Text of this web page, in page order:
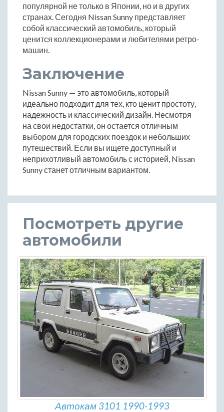
популярной не только в Японии, но и в других
странах. Сегодня Nissan Sunny представляет
собой классический автомобиль, который
ценится коллекционерами и любителями ретро-
машин.
Заключение
Nissan Sunny — это автомобиль, который
идеально подходит для тех, кто ценит простоту,
надежность и классический дизайн. Несмотря
на свои недостатки, он остается отличным
выбором для городских поездок и небольших
путешествий. Если вы ищете доступный и
неприхотливый автомобиль с историей, Nissan
Sunny станет отличным вариантом.
Посмотреть другие
автомобили
Автокам 3101 1990-1993